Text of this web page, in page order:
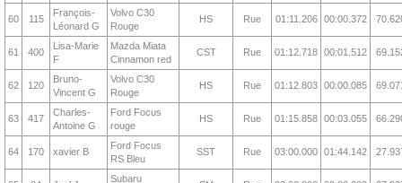
60 115
François-
Léonard G
Volvo C30
Rouge
HS Rue 01:11.206 00:00.372
61 400
Lisa-Marie
F
Mazda Miata
Cinnamon red
CST Rue 01:12.718 00:01.512
62 120
Bruno-
Vincent G
Volvo C30
Rouge
HS Rue 01:12.803 00:00.085
63 417
Charles-
Antoine G
Ford Focus
rouge
HS Rue 01:15.858 00:03.055
64 170 xavier B
Ford Focus
RS Bleu
SST Rue 03:00.000 01:44.142
Subaru